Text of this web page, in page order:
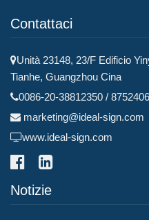
Contattaci
Unità 23148, 23/F Edificio
Tianhe, Guangzhou Cina
0086-20-38812350 /
marketing@ideal-sign.com
www.ideal-sign.com
Notizie